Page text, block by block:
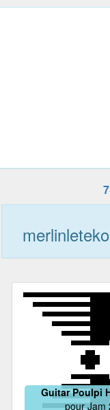
Guitar Poulpi
pourJam
Evidemment sinon ça aurait
pas sa place ici